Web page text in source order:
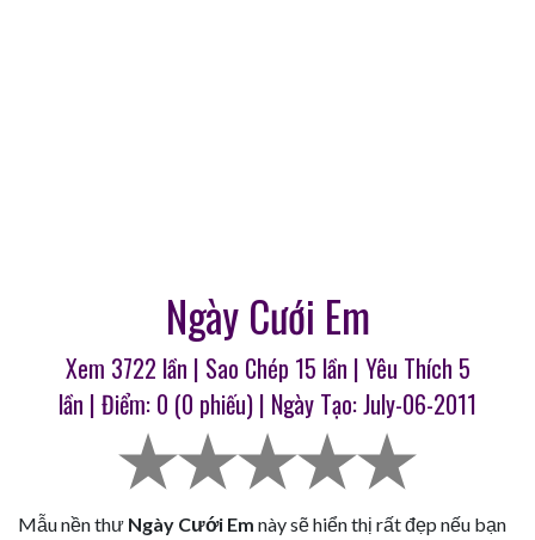
Ngày Cưới Em
Xem 3722 lần | Sao Chép 15 lần | Yêu Thích 5
lần | Điểm: 0 (0 phiếu) | Ngày Tạo: July-06-2011
Mẫu nền thư Ngày Cưới Em này sẽ hiển thị rất đẹp nếu bạn